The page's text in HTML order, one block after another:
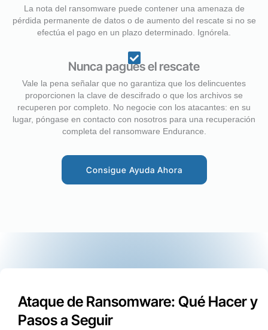
La nota del ransomware puede contener una amenaza de
pérdida permanente de datos o de aumento del rescate si no se
efectúa el pago en un plazo determinado. Ignórela.
Nunca pagues el rescate
Vale la pena señalar que no garantiza que los delincuentes
proporcionen la clave de descifrado o que los archivos se
recuperen por completo. No negocie con los atacantes: en su
lugar, póngase en contacto con nosotros para una recuperación
completa del ransomware Endurance.
Consigue Ayuda Ahora
Ataque de Ransomware: Qué Hacer y
Pasos a Seguir